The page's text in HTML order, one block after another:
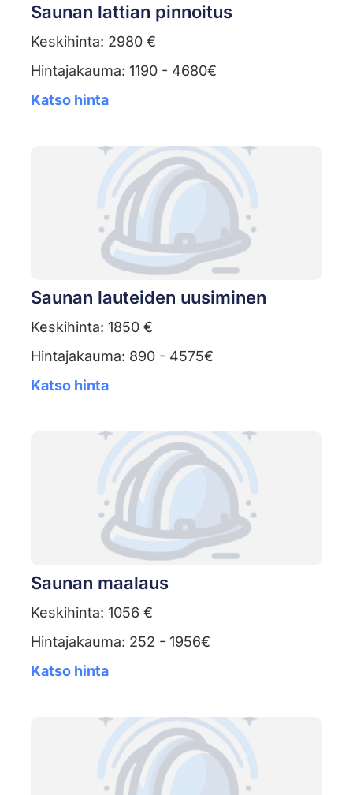
Saunan lattian pinnoitus
Keskihinta: 2980 €
Hintajakauma: 1190 - 4680€
Katso hinta
Saunan lauteiden uusiminen
Keskihinta: 1850 €
Hintajakauma: 890 - 4575€
Katso hinta
Saunan maalaus
Keskihinta: 1056 €
Hintajakauma: 252 - 1956€
Katso hinta